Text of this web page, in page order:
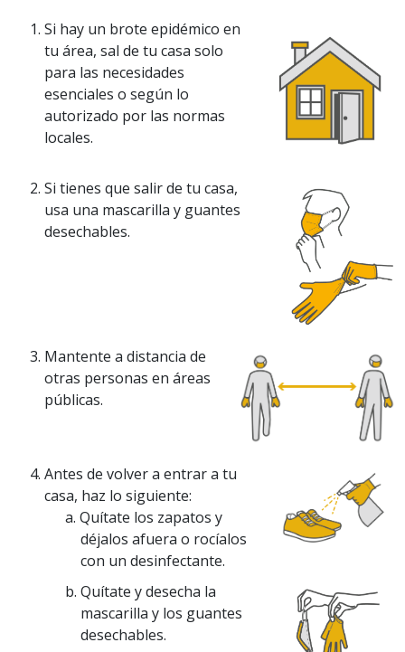
Si hay un brote epidémico en
tu área, sal de tu casa solo
para las necesidades
esenciales o según lo
autorizado por las normas
locales.
Si tienes que salir de tu casa,
usa una mascarilla y guantes
desechables.
Mantente a distancia de
otras personas en áreas
públicas.
Antes de volver a entrar a tu
casa, haz lo siguiente:
a. Quítate los zapatos y
déjalos afuera o rocíalos
con un desinfectante.
b. Quítate y desecha la
mascarilla y los guantes
desechables.